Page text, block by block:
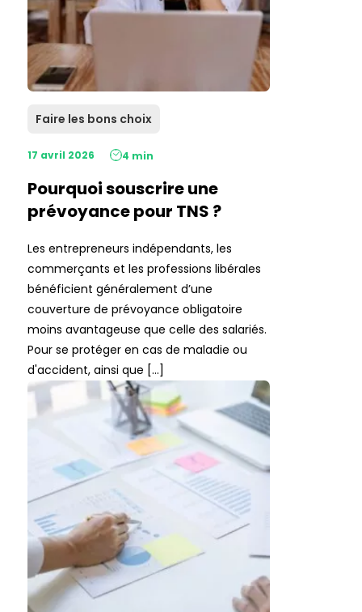
Faire les bons choix
17 avril 2026 4 min
Pourquoi souscrire une
prévoyance pour TNS ?
Les entrepreneurs indépendants, les
commerçants et les professions libérales
bénéficient généralement d’une
couverture de prévoyance obligatoire
moins avantageuse que celle des salariés.
Pour se protéger en cas de maladie ou
d'accident, ainsi que […]